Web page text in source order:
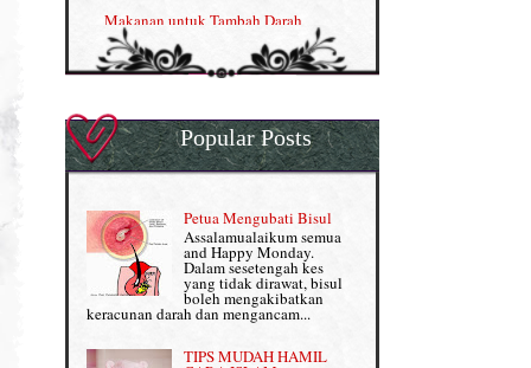
OMEGA GUARD
Omega Guard: EPA & DHA for kids
OSTEMATRIX
Pantang Larang dalam Pengambilan
Vitamin
Penjagaan Rambut: Prosante Hair Care
Persediaan Haji & Umrah
Review Part 1: Shaklee bagus ke?
Review Part 2: Shaklee's Slimming Set
Makanan untuk Tambah Darah
Masalah HB rendah?
Normal VS Czer
Pemakanan Semasa Hamil
Penyusuan Bayi
Perkembangan Minda Bayi
Supplement untuk Kehamilan
Popular Posts
Petua Mengubati Bisul
Assalamualaikum semua
and Happy Monday.
Dalam sesetengah kes
yang tidak dirawat, bisul
boleh mengakibatkan
keracunan darah dan mengancam...
TIPS MUDAH HAMIL